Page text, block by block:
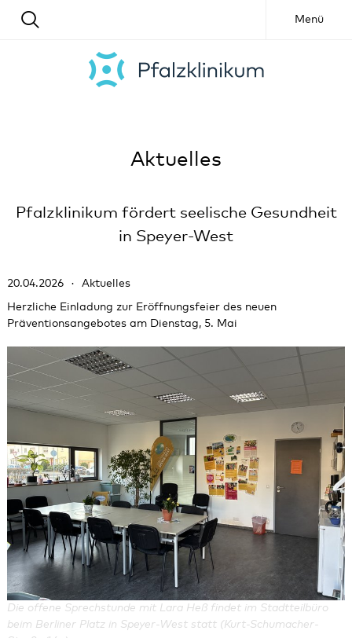
Menü
Aktuelles
Pfalzklinikum fördert seelische Gesundheit
in Speyer-West
20.04.2026 Aktuelles
Herzliche Einladung zur Eröffnungsfeier des neuen
Präventionsangebotes am Dienstag, 5. Mai
Die offene Sprechstunde mit Lara Heß findet im Stadtteilbüro
beim Berliner Platz in Speyer-West statt (Kurt-Schumacher-